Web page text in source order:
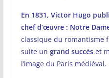
En 1831, Victor Hugo
chef d’œuvre : Notre
classique du romantisme
suite un grand succèset
l’image du Paris médiéval.